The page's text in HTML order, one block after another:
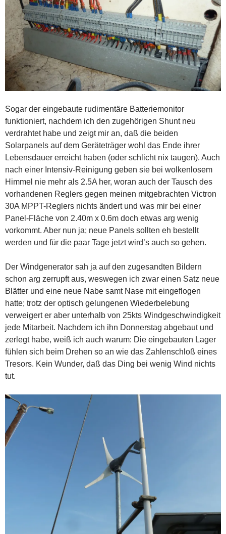
Sogar der eingebaute rudimentäre Batteriemonitor
funktioniert, nachdem ich den zugehörigen Shunt neu
verdrahtet habe und zeigt mir an, daß die beiden
Solarpanels auf dem Geräteträger wohl das Ende ihrer
Lebensdauer erreicht haben (oder schlicht nix taugen). Auch
nach einer Intensiv-Reinigung geben sie bei wolkenlosem
Himmel nie mehr als 2.5A her, woran auch der Tausch des
vorhandenen Reglers gegen meinen mitgebrachten Victron
30A MPPT-Reglers nichts ändert und was mir bei einer
Panel-Fläche von 2.40m x 0.6m doch etwas arg wenig
vorkommt. Aber nun ja; neue Panels sollten eh bestellt
werden und für die paar Tage jetzt wird’s auch so gehen.
Der Windgenerator sah ja auf den zugesandten Bildern
schon arg zerrupft aus, weswegen ich zwar einen Satz neue
Blätter und eine neue Nabe samt Nase mit eingeflogen
hatte; trotz der optisch gelungenen Wiederbelebung
verweigert er aber unterhalb von 25kts Windgeschwindigkeit
jede Mitarbeit. Nachdem ich ihn Donnerstag abgebaut und
zerlegt habe, weiß ich auch warum: Die eingebauten Lager
fühlen sich beim Drehen so an wie das Zahlenschloß eines
Tresors. Kein Wunder, daß das Ding bei wenig Wind nichts
tut.